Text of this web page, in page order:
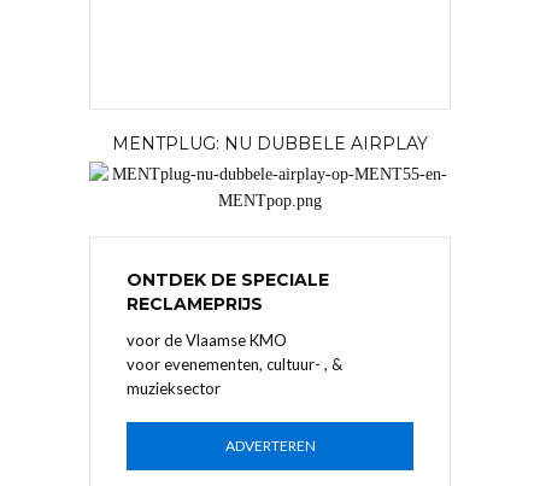
MENTPLUG: NU DUBBELE AIRPLAY
ONTDEK DE SPECIALE
RECLAMEPRIJS
voor de Vlaamse KMO
voor evenementen, cultuur- , &
muzieksector
ADVERTEREN